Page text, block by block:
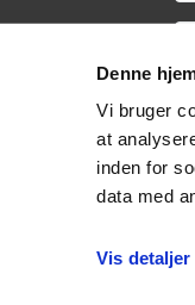
Denne
Vi bruger
at
inden for
data med
Vis detaljer